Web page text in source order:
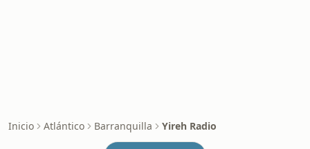
Inicio Atlántico Barranquilla Yireh Radio